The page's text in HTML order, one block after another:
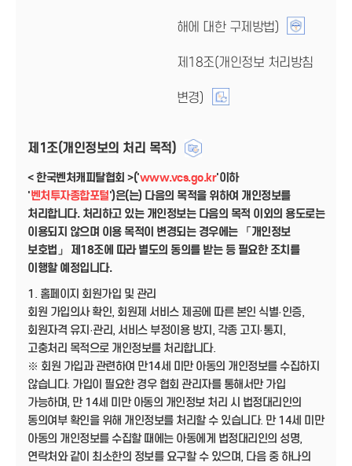
해에 대한 구제방법)
제18조(개인정보 처리방침
변경)
제1조(개인정보의 처리 목적)
< 한국벤처캐피탈협회 >('www.vcs.go.kr'이하
'벤처투자종합포털')은(는) 다음의 목적을 위하여 개인정보를
처리합니다. 처리하고 있는 개인정보는 다음의 목적 이외의 용도로는
이용되지 않으며 이용 목적이 변경되는 경우에는 「개인정보
보호법」 제18조에 따라 별도의 동의를 받는 등 필요한 조치를
이행할 예정입니다.
1. 홈페이지 회원가입 및 관리
회원 가입의사 확인, 회원제 서비스 제공에 따른 본인 식별·인증,
회원자격 유지·관리, 서비스 부정이용 방지, 각종 고지·통지,
고충처리 목적으로 개인정보를 처리합니다.
※ 회원 가입과 관련하여 만14세 미만 아동의 개인정보를 수집하지
않습니다. 가입이 필요한 경우 협회 관리자를 통해서만 가입
가능하며, 만 14세 미만 아동의 개인정보 처리 시 법정대리인의
동의여부 확인을 위해 개인정보를 처리할 수 있습니다. 만 14세 미만
아동의 개인정보를 수집할 때에는 아동에게 법정대리인의 성명,
연락처와 같이 최소한의 정보를 요구할 수 있으며, 다음 중 하나의